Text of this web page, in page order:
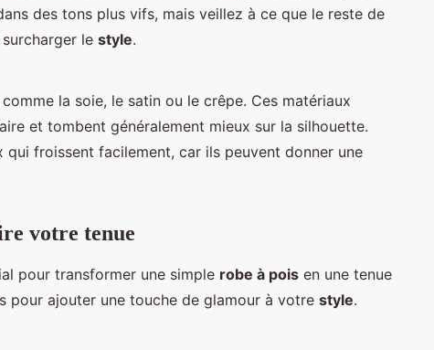
des tons plus vifs, mais veillez à ce que le reste de
le style.
la soie, le satin ou le crêpe. Ces matériaux
et tombent généralement mieux sur la silhouette.
froissent facilement, car ils peuvent donner une
votre tenue
pour transformer une simple robe à pois en une tenue
pour ajouter une touche de glamour à votre style.